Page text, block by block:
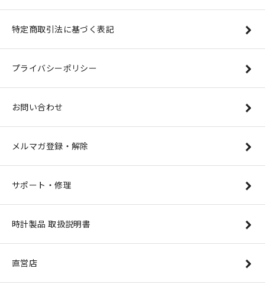
特定商取引法に基づく表記
プライバシーポリシー
お問い合わせ
メルマガ登録・解除
サポート・修理
時計製品 取扱説明書
直営店